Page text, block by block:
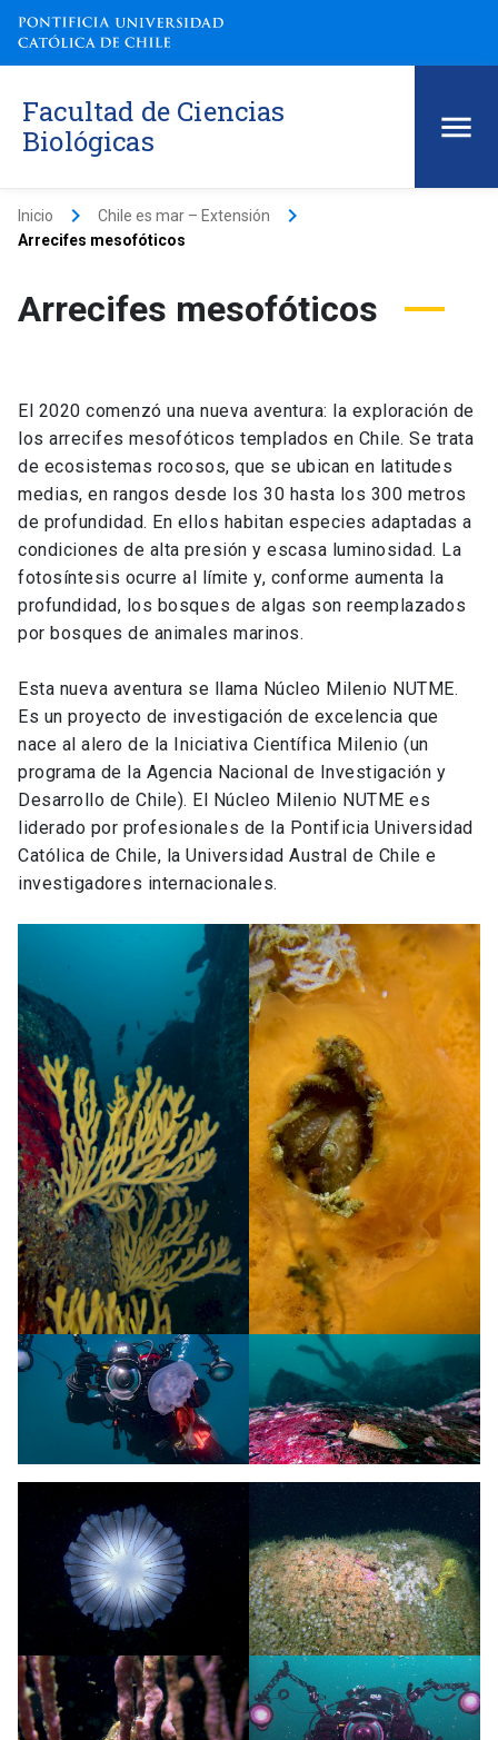
Facultad de Ciencias
Biológicas
Inicio keyboard_arrow_right Chile es mar – Extensión keyboard_arrow_right
Arrecifes mesofóticos
Arrecifes mesofóticos
El 2020 comenzó una nueva aventura: la exploración de
los arrecifes mesofóticos templados en Chile. Se trata
de ecosistemas rocosos, que se ubican en latitudes
medias, en rangos desde los 30 hasta los 300 metros
de profundidad. En ellos habitan especies adaptadas a
condiciones de alta presión y escasa luminosidad. La
fotosíntesis ocurre al límite y, conforme aumenta la
profundidad, los bosques de algas son reemplazados
por bosques de animales marinos.
Esta nueva aventura se llama Núcleo Milenio NUTME.
Es un proyecto de investigación de excelencia que
nace al alero de la Iniciativa Científica Milenio (un
programa de la Agencia Nacional de Investigación y
Desarrollo de Chile). El Núcleo Milenio NUTME es
liderado por profesionales de la Pontificia Universidad
Católica de Chile, la Universidad Austral de Chile e
investigadores internacionales.